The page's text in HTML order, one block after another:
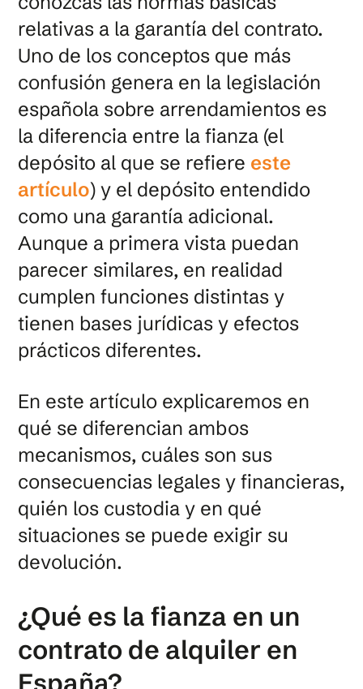
relativas a la garantía del contrato.
Uno de los conceptos que más
confusión genera en la legislación
española sobre arrendamientos es
la diferencia entre la fianza (el
depósito al que se refiere este
artículo) y el depósito entendido
como una garantía adicional.
Aunque a primera vista puedan
parecer similares, en realidad
cumplen funciones distintas y
tienen bases jurídicas y efectos
prácticos diferentes.
En este artículo explicaremos en
qué se diferencian ambos
mecanismos, cuáles son sus
consecuencias legales y financieras,
quién los custodia y en qué
situaciones se puede exigir su
devolución.
¿Qué es la fianza en un
contrato de alquiler en